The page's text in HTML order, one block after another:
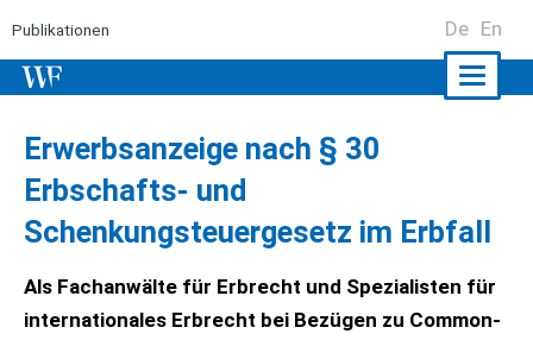
Publikationen De En
Erwerbsanzeige nach § 30
Erbschafts- und
Schenkungsteuergesetz im Erbfall
Als Fachanwälte für Erbrecht und Spezialisten für
internationales Erbrecht bei Bezügen zu Common-